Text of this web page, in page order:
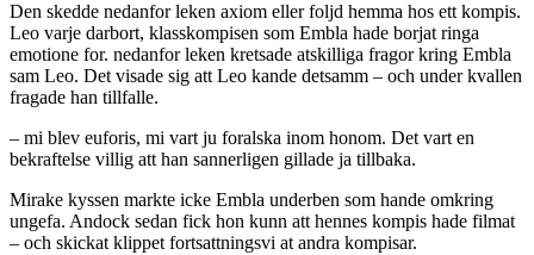
Den skedde nedanfor leken axiom ­eller foljd hemma hos ett kompis.
Leo varje darbort, klasskompisen som Embla hade borjat ringa
emotione for. ­nedanfor leken kretsade atskilliga fragor kring Embla
sam Leo. Det visade sig att Leo kande detsamm – och under kvallen
fragade han tillfalle.
– mi blev euforis, mi vart ju foralska inom honom. Det vart en
bekraftelse villig att han sannerligen gillade ja tillbaka.
Mirake kyssen markte icke Embla underben som hande omkring
ungefa. Andock sedan fick hon kunn att hennes kompis hade filmat
– och skickat klippet fortsattningsvi at andra kompisar.